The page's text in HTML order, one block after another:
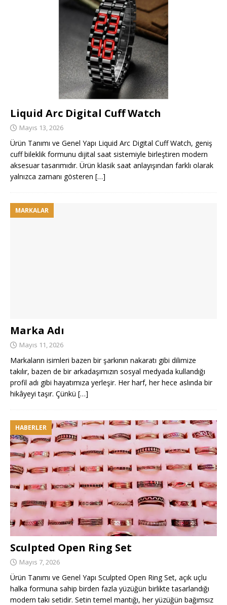
Liquid Arc Digital Cuff Watch
Mayıs 13, 2026
Ürün Tanımı ve Genel Yapı Liquid Arc Digital Cuff Watch, geniş
cuff bileklik formunu dijital saat sistemiyle birleştiren modern
aksesuar tasarımıdır. Ürün klasik saat anlayışından farklı olarak
yalnızca zamanı gösteren […]
MARKALAR
Marka Adı
Mayıs 11, 2026
Markaların isimleri bazen bir şarkının nakaratı gibi dilimize
takılır, bazen de bir arkadaşımızın sosyal medyada kullandığı
profil adı gibi hayatımıza yerleşir. Her harf, her hece aslında bir
hikâyeyi taşır. Çünkü […]
HABERLER
Sculpted Open Ring Set
Mayıs 7, 2026
Ürün Tanımı ve Genel Yapı Sculpted Open Ring Set, açık uçlu
halka formuna sahip birden fazla yüzüğün birlikte tasarlandığı
modern takı setidir. Setin temel mantığı, her yüzüğün bağımsız